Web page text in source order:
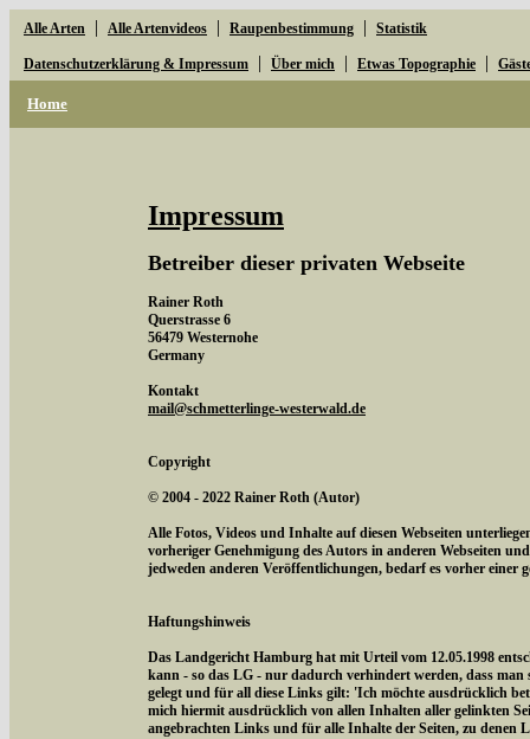
Alle Arten | Alle Artenvideos | Raupenbestimmung | Statistik
Datenschutzerklärung & Impressum | Über mich | Etwas Topographie |
Home
Impressum
Betreiber dieser privaten Webseite
Rainer Roth
Querstrasse 6
56479 Westernohe
Germany
Kontakt
mail@schmetterlinge-westerwald.de
Copyright
© 2004 - 2022 Rainer Roth (Autor)
Alle Fotos, Videos und Inhalte auf diesen Webseiten
vorheriger Genehmigung des Autors in anderen Webseiten
jedweden anderen Veröffentlichungen, bedarf es vorher einer
Haftungshinweis
Das Landgericht Hamburg hat mit Urteil vom 12.05.1998
kann - so das LG - nur dadurch verhindert werden, dass
gelegt und für all diese Links gilt: 'Ich möchte ausdrücklich
mich hiermit ausdrücklich von allen Inhalten aller gelinkten
angebrachten Links und für alle Inhalte der Seiten, zu denen